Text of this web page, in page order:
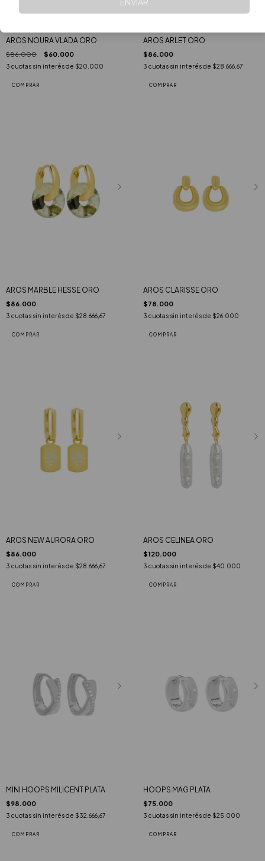
AROS NOURA VLADA ORO
$86.000 $60.000
3 cuotas sin interés de $20.000
AROS ARLET ORO
$86.000
3 cuotas sin interés de $28.666,67
AROS MARBLE HESSE ORO
$86.000
3 cuotas sin interés de $28.666,67
AROS CLARISSE ORO
$78.000
3 cuotas sin interés de $26.000
AROS NEW AURORA ORO
$86.000
3 cuotas sin interés de $28.666,67
AROS CELINEA ORO
$120.000
3 cuotas sin interés de $40.000
MINI HOOPS MILICENT PLATA
$98.000
3 cuotas sin interés de $32.666,67
HOOPS MAG PLATA
$75.000
3 cuotas sin interés de $25.000